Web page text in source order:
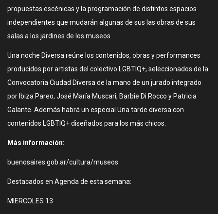
propuestas escénicas y la programación de distintos espacios
independientes que mudarán algunas de sus las obras de sus
salas a los jardines de los museos.
Una noche Diversa reúne los contenidos, obras y performances
producidos por artistas del colectivo LGBTIQ+, seleccionados de la
Convocatoria Ciudad Diversa de la mano de un jurado integrado
por Ibiza Pareo, José María Muscari, Barbie Di Rocco y Patricia
Galante. Además habrá un especial Una tarde diversa con
contenidos LGBTIQ+ diseñados para los más chicos.
Más información:
buenosaires.gob.ar/cultura/museos
Destacados en Agenda de esta semana:
MIERCOLES 13